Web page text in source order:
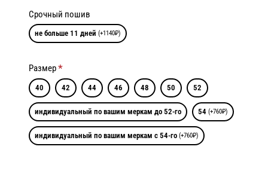
Срочный пошив
не больше 11 дней (+1140₽)
Размер
40 42 44 46 48 50 52
индивидуальный по вашим меркам до 52-го 54 (+760₽)
индивидуальный по вашим меркам с 54-го (+760₽)